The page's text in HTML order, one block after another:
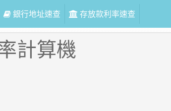
銀行地址速查 存放款利率速查
計算機